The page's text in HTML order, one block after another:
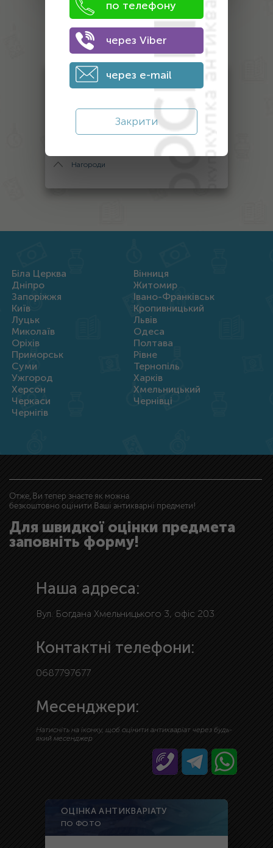
Оценка
антиквариата
Антикваріат
Нагороди
Біла Церква
Вінниця
Дніпро
Житомир
Запоріжжя
Івано-Франківськ
Київ
Кропивницький
Луцьк
Львів
Миколаїв
Одеса
Оріхів
Полтава
Приморськ
Рівне
Суми
Тернопіль
Ужгород
Харків
Херсон
Хмельницький
Черкаси
Чернівці
Чернігів
Отже, Ви тепер знаєте як можна
безкоштовно оцінити Ваші антикварні предмети!
Для швидкої оцінки предмета
заповніть форму!
Наша адреса:
Вул. Богдана Хмельницького 3, офіс 203
Контактні телефони:
0687797677
Месенджери:
Натисніть на іконку, щоб оцінити антикваріат через будь-
який месенджер
ОЦІНКА АНТИКВАРІАТУ
ПО ФОТО
по телефону
через Viber
через e-mail
Закрити